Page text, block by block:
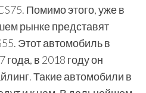
Помимо этого, уже в
рынке представят
Этот автомобиль в
года, в 2018 году он
Такие автомобили в